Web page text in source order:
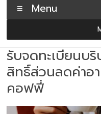
Menu
รับจดทะเบียนบ
สิทธิ์ส่วนลดค่าอ
คอฟฟี่